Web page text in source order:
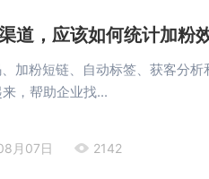
道，应该如何统计加粉
加粉短链、自动标签、获客分
，帮助企业找...
月07日 2142